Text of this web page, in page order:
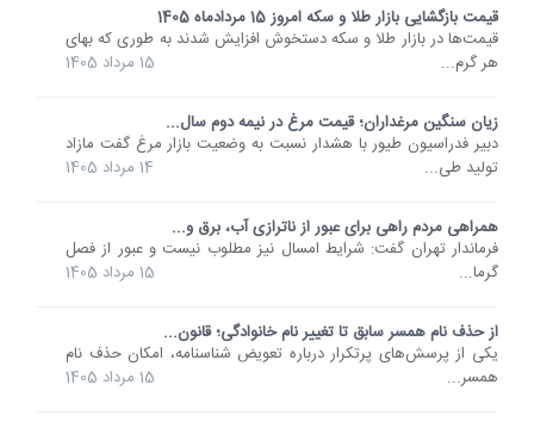
قیمت بازگشایی بازار طلا و سکه امروز 15 مردادماه 1405
قیمت‌ها در بازار طلا و سکه دستخوش افزایش شدند به طوری که بهای
هر گرم...
15 مرداد 1405
زیان سنگین مرغداران؛ قیمت مرغ در نیمه دوم سال...
دبیر فدراسیون طیور با هشدار نسبت به وضعیت بازار مرغ گفت مازاد
تولید طی...
14 مرداد 1405
همراهی مردم راهی برای عبور از ناترازی آب، برق و...
فرماندار تهران گفت: شرایط امسال نیز مطلوب نیست و عبور از فصل
گرما...
15 مرداد 1405
از حذف نام همسر سابق تا تغییر نام خانوادگی؛ قانون...
یکی از پرسش‌های پرتکرار درباره تعویض شناسنامه، امکان حذف نام
همسر...
15 مرداد 1405